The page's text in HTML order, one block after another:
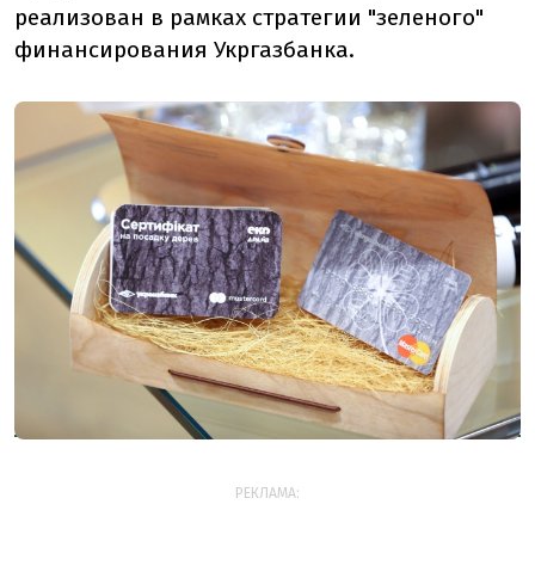
реализован в рамках стратегии "зеленого"
финансирования Укргазбанка.
РЕКЛАМА: